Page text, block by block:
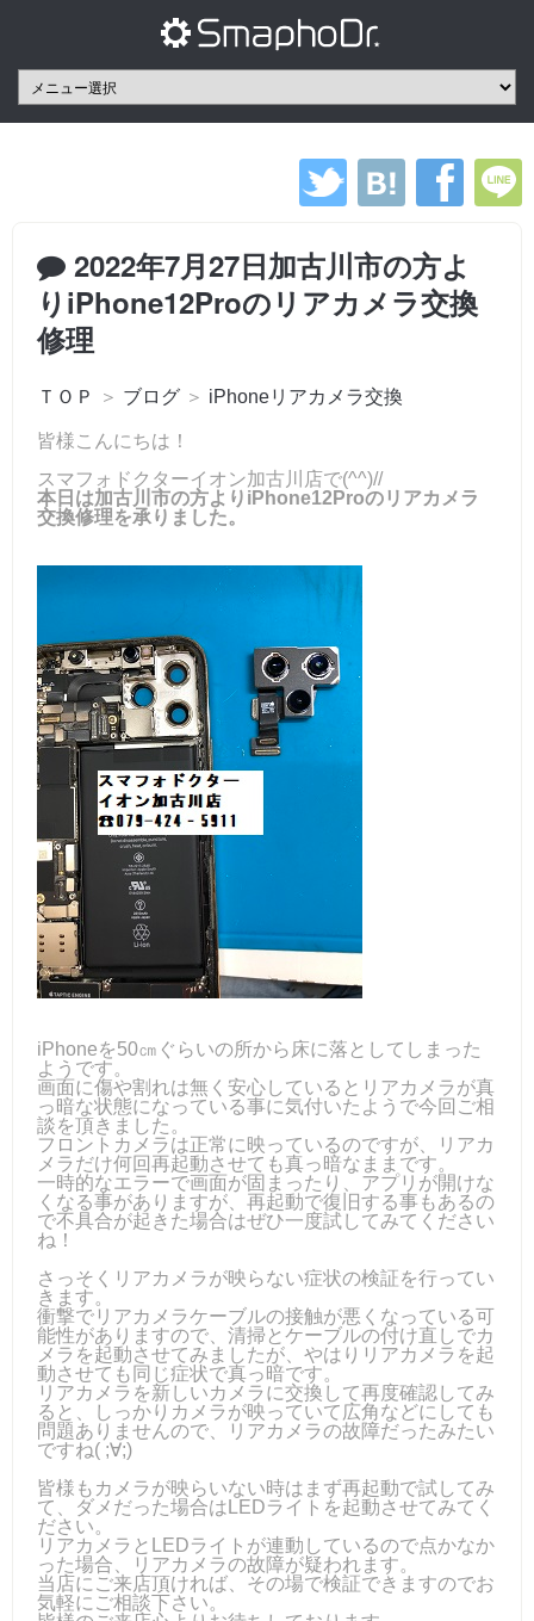
2022年7月27日加古川市の方よ
りiPhone12Proのリアカメラ交換
修理
ＴＯＰ ＞ ブログ ＞ iPhoneリアカメラ交換
皆様こんにちは！
スマフォドクターイオン加古川店で(^^)//
本日は加古川市の方よりiPhone12Proのリアカメラ
交換修理を承りました。
iPhoneを50㎝ぐらいの所から床に落としてしまった
ようです。
画面に傷や割れは無く安心しているとリアカメラが真
っ暗な状態になっている事に気付いたようで今回ご相
談を頂きました。
フロントカメラは正常に映っているのですが、リアカ
メラだけ何回再起動させても真っ暗なままです。
一時的なエラーで画面が固まったり、アプリが開けな
くなる事がありますが、再起動で復旧する事もあるの
で不具合が起きた場合はぜひ一度試してみてください
ね！
さっそくリアカメラが映らない症状の検証を行ってい
きます。
衝撃でリアカメラケーブルの接触が悪くなっている可
能性がありますので、清掃とケーブルの付け直しでカ
メラを起動させてみましたが、やはりリアカメラを起
動させても同じ症状で真っ暗です。
リアカメラを新しいカメラに交換して再度確認してみ
ると、しっかりカメラが映っていて広角などにしても
問題ありませんので、リアカメラの故障だったみたい
ですね( ;∀;)
皆様もカメラが映らいない時はまず再起動で試してみ
て、ダメだった場合はLEDライトを起動させてみてく
ださい。
リアカメラとLEDライトが連動しているので点かなか
った場合、リアカメラの故障が疑われます。
当店にご来店頂ければ、その場で検証できますのでお
気軽にご相談下さい。